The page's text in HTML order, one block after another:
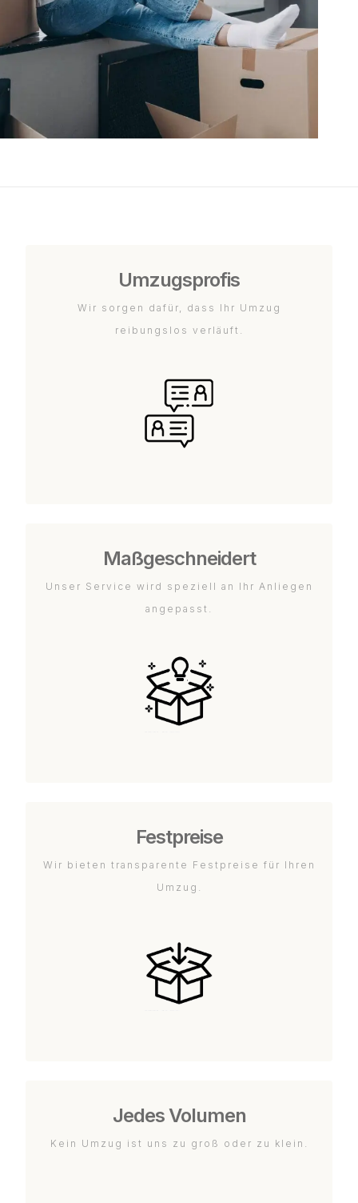
Umzugsprofis
Wir sorgen dafür, dass Ihr Umzug
reibungslos verläuft.
Maßgeschneidert
Unser Service wird speziell an Ihr Anliegen
angepasst.
Festpreise
Wir bieten transparente Festpreise für Ihren
Umzug.
Jedes Volumen
Kein Umzug ist uns zu groß oder zu klein.